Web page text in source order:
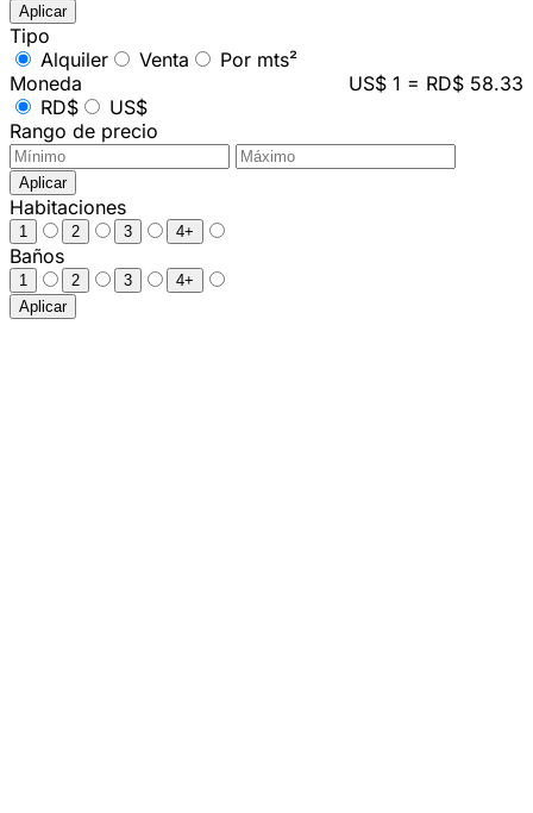
Aplicar
Tipo
Alquiler
Venta
Por mts²
Moneda
US$ 1 = RD$ 58.33
RD$
US$
Rango de precio
Aplicar
Habitaciones
1 2 3 4+
Baños
1 2 3
4+
Aplicar